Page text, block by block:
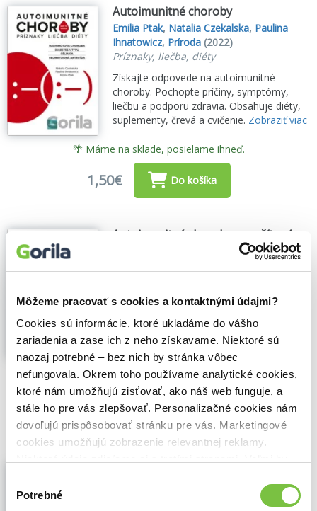
Môžeme pracovať s cookies a kontaktnými údajmi?
Cookies sú informácie, ktoré ukladáme do vášho
zariadenia a zase ich z neho získavame. Niektoré sú
naozaj potrebné – bez nich by stránka vôbec
nefungovala. Okrem toho používame analytické cookies,
ktoré nám umožňujú zisťovať, ako náš web funguje, a
stále ho pre vás zlepšovať. Personalizačné cookies nám
dovoľujú prispôsobovať stránku pre vás. Marketingové
cookies umožňujú zobrazenie relevantnej reklamy.
cookies.
súhlasu
Potrebné
Autoimunitné choroby
Emilia Ptak, Natalia Czekalska, Paulina
Ihnatowicz, Príroda (2022)
Príznaky, liečba, diéty
Získajte odpovede na autoimunitné
choroby. Pochopte príčiny, symptómy,
liečbu a podporu zdravia. Obsahuje diéty,
suplementy, črevá a cvičenie. Zobraziť viac
🌴 Máme na sklade, posielame ihneď.
1,50€ Do košíka
Autoimunitné choroby - prečítaná
Paulina
choroby. Pochopte príčiny, symptómy,
liečbu a podporu zdravia. Obsahuje diéty,
suplementy, črevá a cvičenie.
🌴 Máme na sklade, posielame ihneď.
1,40€ Do košíka
Paulina